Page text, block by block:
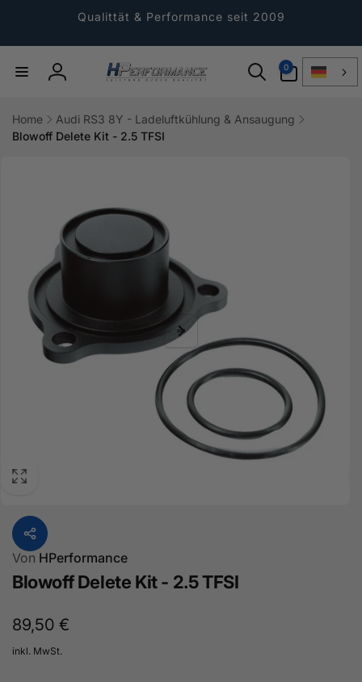
Qualittät & Performance seit 2009
Einloggen
0
Artikel
Home
Audi RS3 8Y - Ladeluftkühlung & Ansaugung
Blowoff Delete Kit - 2.5 TFSI
Von HPerformance
Blowoff Delete Kit - 2.5 TFSI
Normaler
Preis
89,50 €
inkl. MwSt.